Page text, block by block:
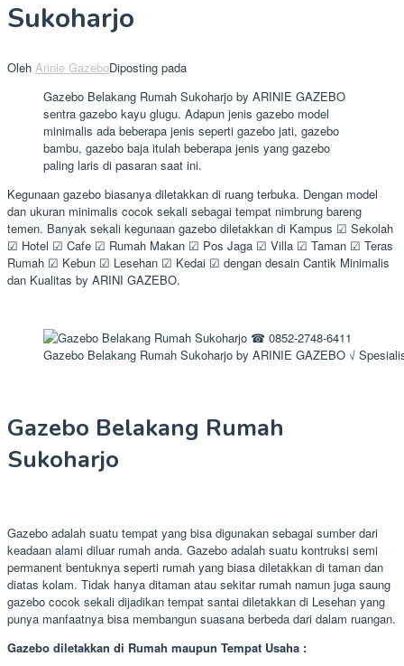
Sukoharjo
Oleh Arinie GazeboDiposting pada
Gazebo Belakang Rumah Sukoharjo by ARINIE GAZEBO
sentra gazebo kayu glugu. Adapun jenis gazebo model
minimalis ada beberapa jenis seperti gazebo jati, gazebo
bambu, gazebo baja itulah beberapa jenis yang gazebo
paling laris di pasaran saat ini.
Kegunaan gazebo biasanya diletakkan di ruang terbuka. Dengan model
dan ukuran minimalis cocok sekali sebagai tempat nimbrung bareng
temen. Banyak sekali kegunaan gazebo diletakkan di Kampus ☑ Sekolah
☑ Hotel ☑ Cafe ☑ Rumah Makan ☑ Pos Jaga ☑ Villa ☑ Taman ☑ Teras
Rumah ☑ Kebun ☑ Lesehan ☑ Kedai ☑ dengan desain Cantik Minimalis
dan Kualitas by ARINI GAZEBO.
Gazebo Belakang Rumah Sukoharjo by ARINIE GAZEBO √
Gazebo Belakang Rumah
Sukoharjo
Gazebo adalah suatu tempat yang bisa digunakan sebagai sumber dari
keadaan alami diluar rumah anda. Gazebo adalah suatu kontruksi semi
permanent bentuknya seperti rumah yang biasa diletakkan di taman dan
diatas kolam. Tidak hanya ditaman atau sekitar rumah namun juga saung
gazebo cocok sekali dijadikan tempat santai diletakkan di Lesehan yang
punya manfaatnya bisa membangun suasana berbeda dari dalam ruangan.
Gazebo diletakkan di Rumah maupun Tempat Usaha :